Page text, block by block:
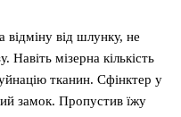
від шлунку, не
Навіть мізерна кількість
тканин. Сфінктер у
замок. Пропустив їжу